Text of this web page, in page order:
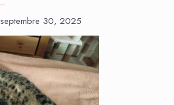
septembre 30, 2025